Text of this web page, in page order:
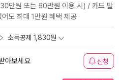
만원 또는 60만원 이용 시) / 카드 발
도 최대 1만원 혜택 제공
소득공제 1,830원
아보세요 신청